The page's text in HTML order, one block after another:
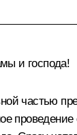
и господа!
частью